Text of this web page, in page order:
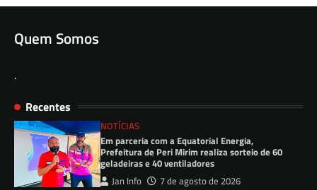
Quem Somos
.
Recentes
NOTÍCIAS
Em parceria com a Equatorial Energia,
Prefeitura de Peri Mirim realiza sorteio de 60
geladeiras e 40 ventiladores
Jan Info
7 de agosto de 2026